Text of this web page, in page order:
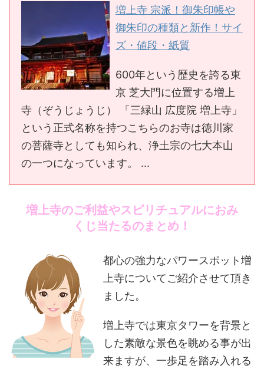
増上寺 宗派！御朱印帳や
御朱印の種類と新作！サイ
ズ・値段・紙質
600年という歴史を誇る東
京 芝大門に位置する増上
寺（ぞうじょうじ） 「三緑山 広度院 増上寺」
という正式名称を持つこちらのお寺は徳川家
の菩薩寺としても知られ、浄土宗の七大本山
の一つになっています。 ...
増上寺のご利益やスピリチュアルにおみ
くじ当たるのまとめ！
都心の強力なパワースポット増
上寺についてご紹介させて頂き
ました。
増上寺では東京タワーを背景と
した素敵な景色を眺める事が出
来ますが、一歩足を踏み入れる